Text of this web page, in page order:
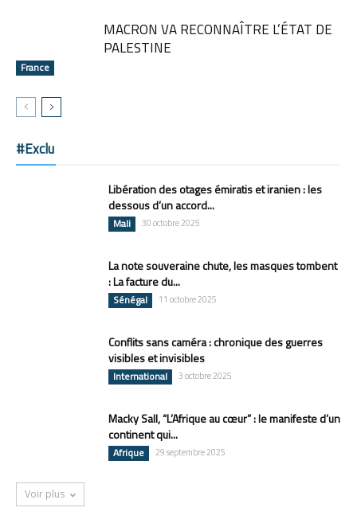
France
MACRON VA RECONNAÎTRE L’ÉTAT DE
PALESTINE
#Exclu
Libération des otages émiratis et iranien : les
dessous d’un accord...
Mali 30 octobre 2025
La note souveraine chute, les masques tombent
: La facture du...
Sénégal 11 octobre 2025
Conflits sans caméra : chronique des guerres
visibles et invisibles
International 3 octobre 2025
Macky Sall, “L’Afrique au cœur” : le manifeste d’un
continent qui...
Afrique 29 septembre 2025
Voir plus